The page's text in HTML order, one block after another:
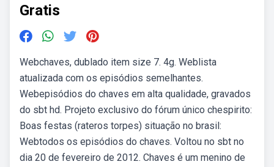
Gratis
Webchaves, dublado item size 7. 4g. Weblista
atualizada com os episódios semelhantes.
Webepisódios do chaves em alta qualidade, gravados
do sbt hd. Projeto exclusivo do fórum único chespirito:
Boas festas (rateros torpes) situação no brasil:
Webtodos os episódios do chaves. Voltou no sbt no
dia 20 de fevereiro de 2012. Chaves é um menino de